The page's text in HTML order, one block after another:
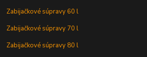
Zabijačkové súpravy 60 l
Zabijačkové súpravy 70 l
Zabijačkové súpravy 80 l